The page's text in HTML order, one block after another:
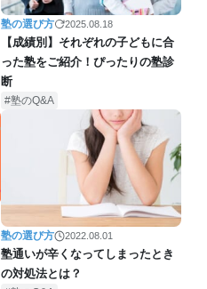
塾の選び方 2025.08.18
【成績別】それぞれの子どもに合
った塾をご紹介！ぴったりの塾診
断
塾のQ&A
塾の選び方 2022.08.01
塾通いが辛くなってしまったとき
の対処法とは？